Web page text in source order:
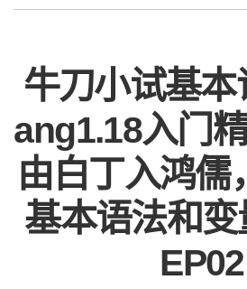
牛刀小试基本
ang1.18入门精
由白丁入鸿儒
基本语法和变
EP02